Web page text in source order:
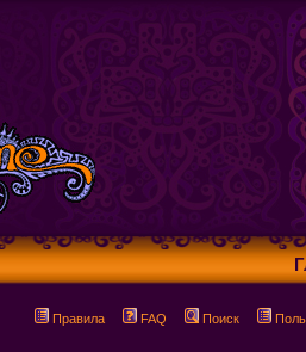
Правила FAQ Поиск